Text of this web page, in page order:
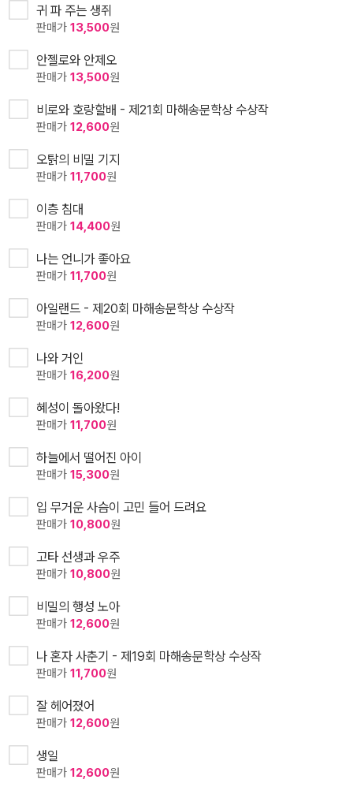
귀 파 주는 생쥐
판매가 13,500원
안젤로와 안제오
판매가 13,500원
비로와 호랑할배 - 제21회 마해송문학상 수상작
판매가 12,600원
오탉의 비밀 기지
판매가 11,700원
이층 침대
판매가 14,400원
나는 언니가 좋아요
판매가 11,700원
아일랜드 - 제20회 마해송문학상 수상작
판매가 12,600원
나와 거인
판매가 16,200원
혜성이 돌아왔다!
판매가 11,700원
하늘에서 떨어진 아이
판매가 15,300원
입 무거운 사슴이 고민 들어 드려요
판매가 10,800원
고타 선생과 우주
판매가 10,800원
비밀의 행성 노아
판매가 12,600원
나 혼자 사춘기 - 제19회 마해송문학상 수상작
판매가 11,700원
잘 헤어졌어
판매가 12,600원
생일
판매가 12,600원